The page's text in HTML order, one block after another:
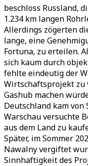
beschloss Russland,
1.234 km langen
Allerdings zögerten
lange, eine
Fortuna, zu erteilen.
sich kaum durch
fehlte eindeutig der
Wirtschaftsprojekt zu
Gashub machen
Deutschland kam von
Warschau versuchte
aus dem Land zu
Später, im Sommer
Nawalny vergiftet
Sinnhaftigkeit des